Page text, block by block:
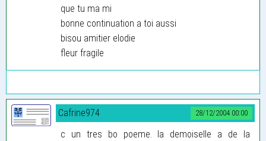
que tu ma mi
bonne continuation a toi aussi
bisou amitier elodie
fleur fragile
28/12/2004 00:00
Cafrine974
c un tres bo poeme. la demoiselle a de la